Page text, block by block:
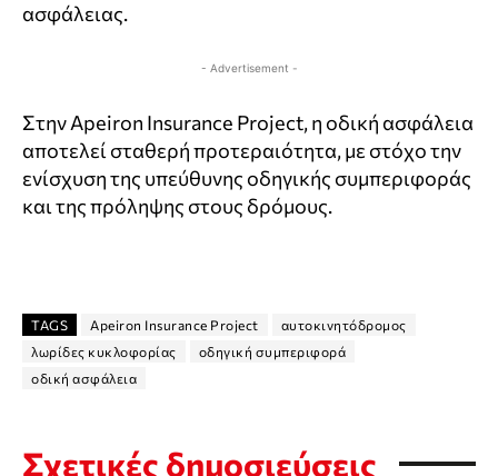
ασφάλειας.
- Advertisement -
Στην Apeiron Insurance Project, η οδική ασφάλεια
αποτελεί σταθερή προτεραιότητα, με στόχο την
ενίσχυση της υπεύθυνης οδηγικής συμπεριφοράς
και της πρόληψης στους δρόμους.
TAGS Apeiron Insurance Project
αυτοκινητόδρομος
λωρίδες κυκλοφορίας
οδηγική συμπεριφορά
οδική ασφάλεια
Σχετικές δημοσιεύσεις